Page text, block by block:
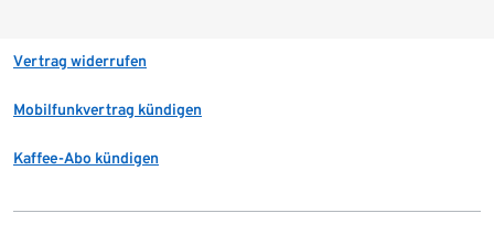
Vertrag widerrufen
Mobilfunkvertrag kündigen
Kaffee-Abo kündigen